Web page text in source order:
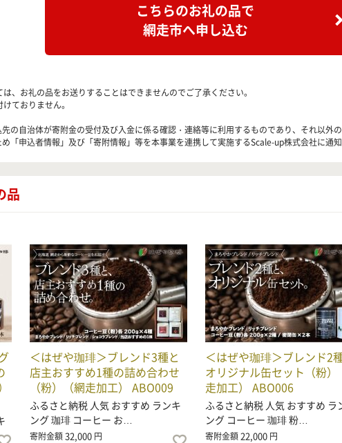
こちらのお礼の品で
網走市へ申し込む
、お礼の品をお送りすることはできませんのでご了承ください。
ておりません。
自治体が寄附金の受付及び入金に係る確認・連絡等に利用するものであり、それ以外の
申込者情報」及び「寄附情報」等を本事業を連携して実施するScale-up株式会社に通知
品
＜はぜや珈琲＞ブレンド3種と
店主おすすめ1種の詰め合わせ
（粉）（網走加工） ABO009
ふるさと納税 人気 おすすめ ランキ
ング 珈琲 コーヒー お…
寄附金額32,000 円
＜はぜや珈琲＞ブレンド2
オリジナル缶セット（粉）
走加工） ABO006
ふるさと納税 人気 おすすめ ラ
ング コーヒー 珈琲 粉…
寄附金額22,000 円